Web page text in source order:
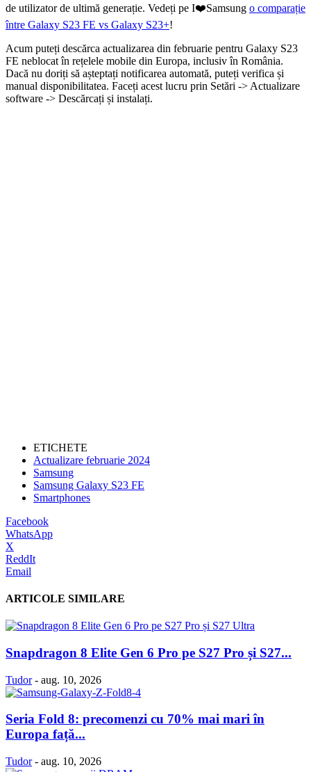
de utilizator de ultimă generație. Vedeți pe I❤️Samsung o comparație
între Galaxy S23 FE vs Galaxy S23+!
Acum puteți descărca actualizarea din februarie pentru Galaxy S23
FE neblocat în rețelele mobile din Europa, inclusiv în România.
Dacă nu doriți să așteptați notificarea automată, puteți verifica și
manual disponibilitatea. Faceți acest lucru prin Setări -> Actualizare
software -> Descărcați și instalați.
ETICHETE
Actualizare februarie 2024
Samsung
Samsung Galaxy S23 FE
Smartphones
Facebook
WhatsApp
X
ReddIt
Email
ARTICOLE SIMILARE
Snapdragon 8 Elite Gen 6 Pro pe S27 Pro și S27...
Tudor - aug. 10, 2026
Seria Fold 8: precomenzi cu 70% mai mari în
Europa față...
Tudor - aug. 10, 2026